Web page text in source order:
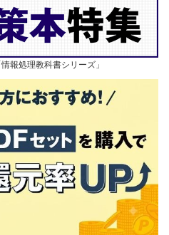
報処理教科書シリーズ」